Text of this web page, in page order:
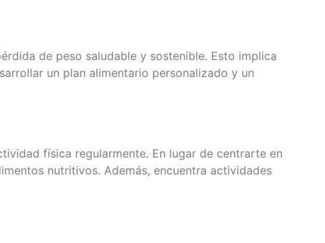
de peso saludable y sostenible. Esto implica
un plan alimentario personalizado y un
física regularmente. En lugar de centrarte en
nutritivos. Además, encuentra actividades